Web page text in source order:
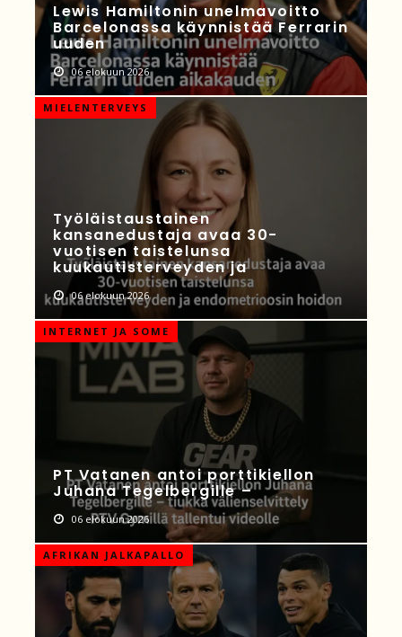
Lewis Hamiltonin unelmavoitto
Barcelonassa käynnistää Ferrarin
uuden
06 elokuun 2026
MIELENTERVEYS
Työläistaustainen
kansanedustaja avaa 30-
vuotisen taistelunsa
kuukautisterveyden ja
06 elokuun 2026
INTERNET JA SOME
PT Vatanen antoi porttikiellon
Juhana Tegelbergille –
06 elokuun 2026
AFRIKAN JALKAPALLO